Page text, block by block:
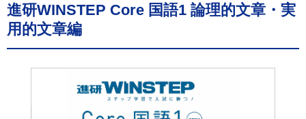
進研WINSTEP Core 国語1 論理的文章・実
用的文章編